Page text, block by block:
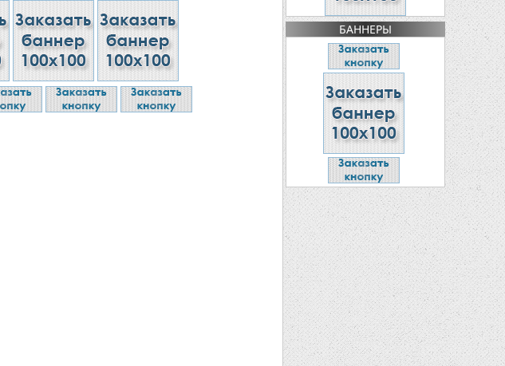
БАННЕРЫ